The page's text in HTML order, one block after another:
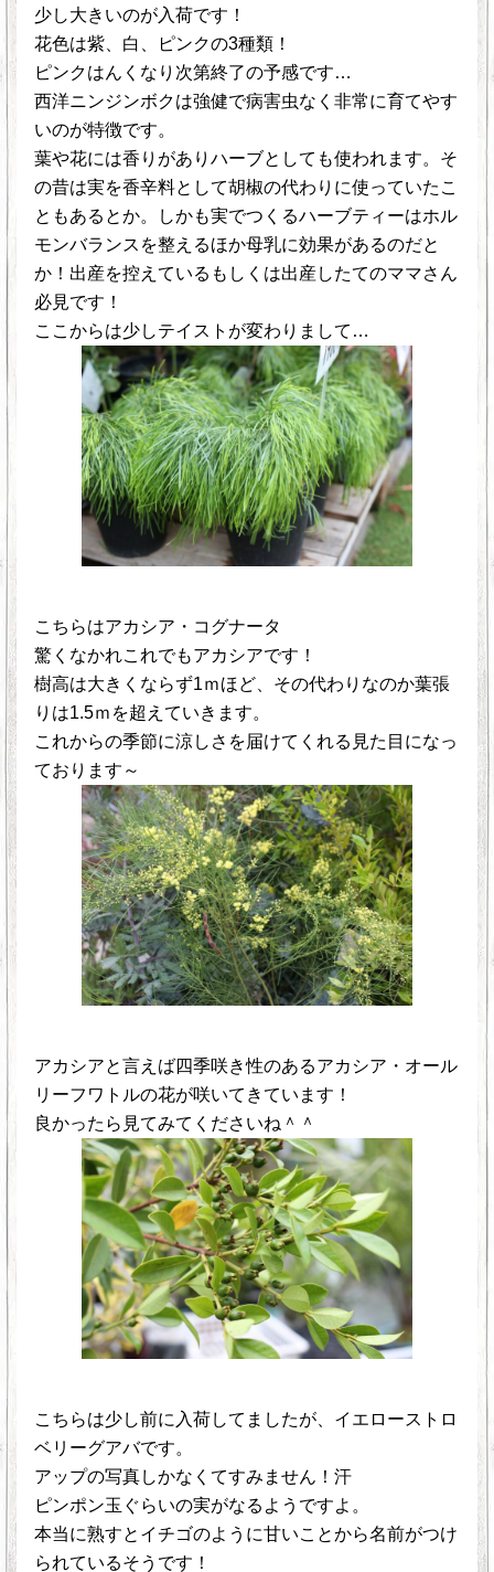
少し大きいのが入荷です！
花色は紫、白、ピンクの3種類！
ピンクはんくなり次第終了の予感です…
西洋ニンジンボクは強健で病害虫なく非常に育てやす
いのが特徴です。
葉や花には香りがありハーブとしても使われます。そ
の昔は実を香辛料として胡椒の代わりに使っていたこ
ともあるとか。しかも実でつくるハーブティーはホル
モンバランスを整えるほか母乳に効果があるのだと
か！出産を控えているもしくは出産したてのママさん
必見です！
ここからは少しテイストが変わりまして…
こちらはアカシア・コグナータ
驚くなかれこれでもアカシアです！
樹高は大きくならず1ｍほど、その代わりなのか葉張
りは1.5ｍを超えていきます。
これからの季節に涼しさを届けてくれる見た目になっ
ております～
アカシアと言えば四季咲き性のあるアカシア・オール
リーフワトルの花が咲いてきています！
良かったら見てみてくださいね＾＾
こちらは少し前に入荷してましたが、イエローストロ
ベリーグアバです。
アップの写真しかなくてすみません！汗
ピンポン玉ぐらいの実がなるようですよ。
本当に熟すとイチゴのように甘いことから名前がつけ
られているそうです！